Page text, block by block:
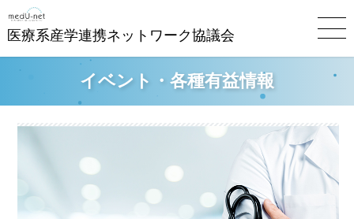
医療系産学連携ネットワーク協議会
イベント・各種有益情報